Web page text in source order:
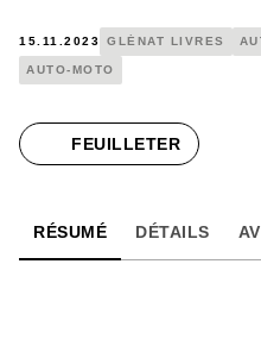
15.11.2023 GLÉNAT LIVRES
AUTO-MOTO
FEUILLETER
RÉSUMÉ DÉTAILS